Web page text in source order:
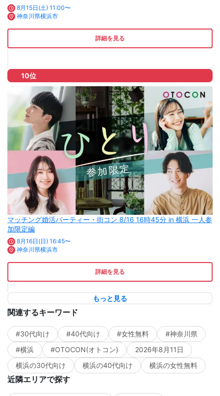
8月15日(土) 11:00〜
神奈川県横浜市
詳細を見る
10位
マッチング婚活パーティー・街コン 8/16 16時45分 in 横浜 一人参
加限定編
8月16日(日) 16:45〜
神奈川県横浜市
詳細を見る
もっと見る
関連するキーワード
#30代向け #40代向け #女性無料
#神奈川県
#横浜
#OTOCON(オトコン)
2026年8月11日
横浜の30代向け
横浜の40代向け 横浜の女性無料
近隣エリアで探す